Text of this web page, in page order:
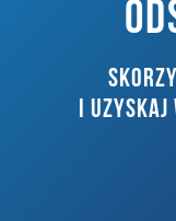
DOCHODZENIE
I UZYSKAJ